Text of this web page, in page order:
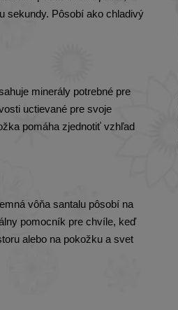
sekundy. Pôsobí ako chladivý
minerály potrebné pre
uctievané pre svoje
pomáha zjednotiť vzhľad
vôňa santalu pôsobí na
pomocník pre chvíle, keď
alebo na pokožku a svet